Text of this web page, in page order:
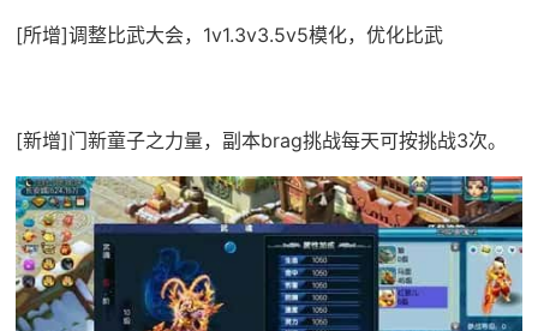
[所增]调整比武大会，1v1.3v3.5v5模化，优化比武
[新增]门新童子之力量，副本brag挑战每天可按挑战3次。